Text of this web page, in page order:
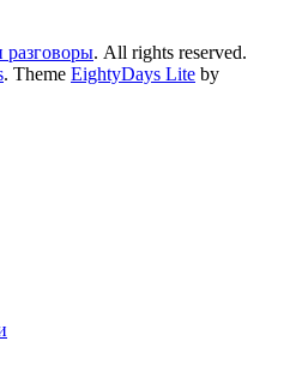
. All rights reserved.
. Theme EightyDays Lite by